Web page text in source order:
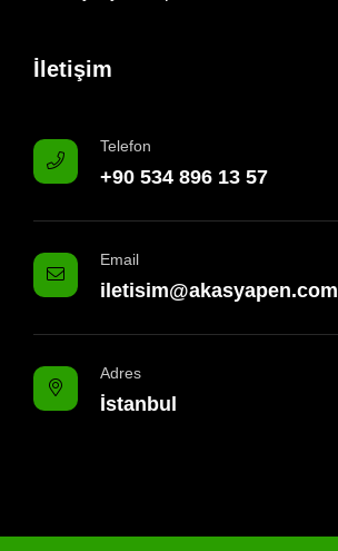
İletişim
Telefon
+90 534 896 13 57
Email
iletisim@akasyapen.com
Adres
İstanbul